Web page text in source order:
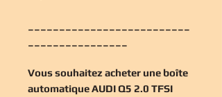
Vous souhaitez acheter une boîte
automatique AUDI Q5 2.0 TFSI